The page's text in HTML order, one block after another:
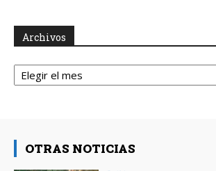
Archivos
Archivos
OTRAS NOTICIAS